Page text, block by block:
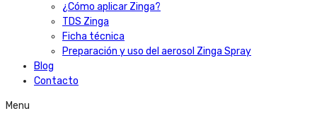
¿Cómo aplicar Zinga?
TDS Zinga
Ficha técnica
Preparación y uso del aerosol Zinga Spray
Blog
Contacto
Menu